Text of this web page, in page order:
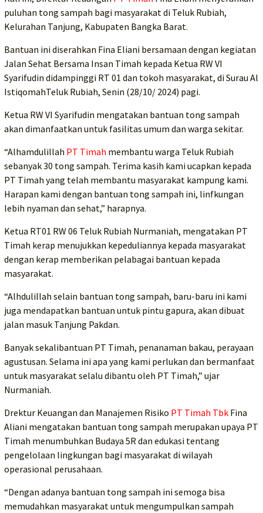
puluhan tong sampah bagi masyarakat di Teluk Rubiah,
Kelurahan Tanjung, Kabupaten Bangka Barat.
Bantuan ini diserahkan Fina Eliani bersamaan dengan kegiatan
Jalan Sehat Bersama Insan Timah kepada Ketua RW VI
Syarifudin didampinggi RT 01 dan tokoh masyarakat, di Surau Al
IstiqomahTeluk Rubiah, Senin (28/10/ 2024) pagi.
Ketua RW VI Syarifudin mengatakan bantuan tong sampah
akan dimanfaatkan untuk fasilitas umum dan warga sekitar.
“Alhamdulillah PT Timah membantu warga Teluk Rubiah
sebanyak 30 tong sampah. Terima kasih kami ucapkan kepada
PT Timah yang telah membantu masyarakat kampung kami.
Harapan kami dengan bantuan tong sampah ini, linfkungan
lebih nyaman dan sehat,” harapnya.
Ketua RT01 RW 06 Teluk Rubiah Nurmaniah, mengatakan PT
Timah kerap menujukkan kepeduliannya kepada masyarakat
dengan kerap memberikan pelabagai bantuan kepada
masyarakat.
“Alhdulillah selain bantuan tong sampah, baru-baru ini kami
juga mendapatkan bantuan untuk pintu gapura, akan dibuat
jalan masuk Tanjung Pakdan.
Banyak sekalibantuan PT Timah, penanaman bakau, perayaan
agustusan. Selama ini apa yang kami perlukan dan bermanfaat
untuk masyarakat selalu dibantu oleh PT Timah,” ujar
Nurmaniah.
Drektur Keuangan dan Manajemen Risiko PT Timah Tbk Fina
Aliani mengatakan bantuan tong sampah merupakan upaya PT
Timah menumbuhkan Budaya 5R dan edukasi tentang
pengelolaan lingkungan bagi masyarakat di wilayah
operasional perusahaan.
“Dengan adanya bantuan tong sampah ini semoga bisa
memudahkan masyarakat untuk mengumpulkan sampah